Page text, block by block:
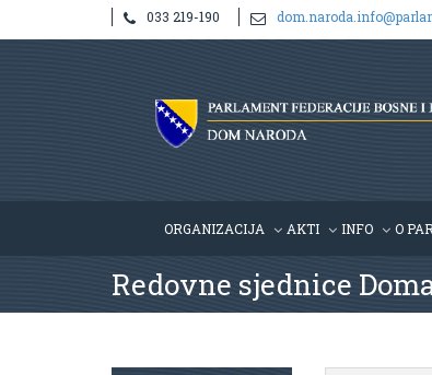
033 219-190
ORGANIZACIJA AKTI INFO O
Redovne sjednice